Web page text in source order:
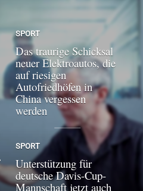
SPORT
Das traurige Schicksal
neuer Elektroautos, die
auf riesigen
Autofriedhöfen in
China vergessen
werden
SPORT
Unterstützung für
deutsche Davis-Cup-
Mannschaft jetzt auch